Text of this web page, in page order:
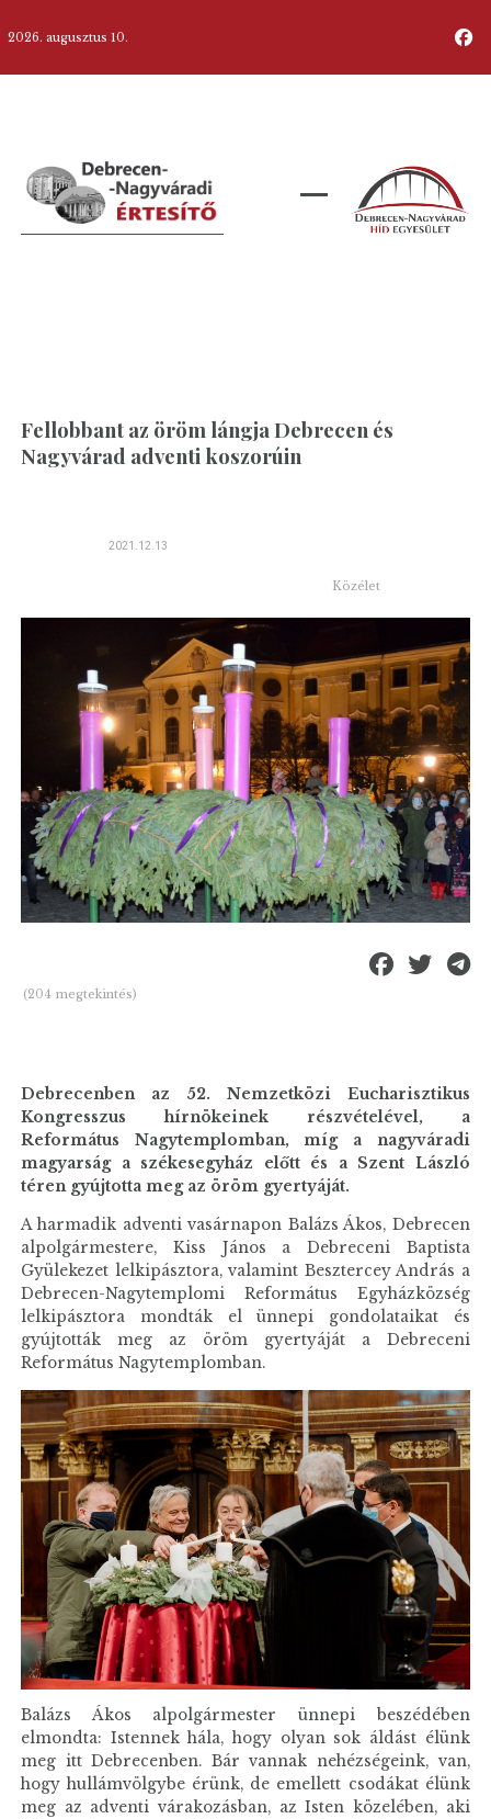
2026. augusztus 10.
Fellobbant az öröm lángja Debrecen és
Nagyvárad adventi koszorúin
2021.12.13
Közélet
(204 megtekintés)
Debrecenben az 52. Nemzetközi Eucharisztikus
Kongresszus hírnökeinek részvételével, a
Református Nagytemplomban, míg a nagyváradi
magyarság a székesegyház előtt és a Szent László
téren gyújtotta meg az öröm gyertyáját.
A harmadik adventi vasárnapon Balázs Ákos, Debrecen
alpolgármestere, Kiss János a Debreceni Baptista
Gyülekezet lelkipásztora, valamint Besztercey András a
Debrecen-Nagytemplomi Református Egyházközség
lelkipásztora mondták el ünnepi gondolataikat és
gyújtották meg az öröm gyertyáját a Debreceni
Református Nagytemplomban.
Balázs Ákos alpolgármester ünnepi beszédében
elmondta: Istennek hála, hogy olyan sok áldást élünk
meg itt Debrecenben. Bár vannak nehézségeink, van,
hogy hullámvölgybe érünk, de emellett csodákat élünk
meg az adventi várakozásban, az Isten közelében, aki